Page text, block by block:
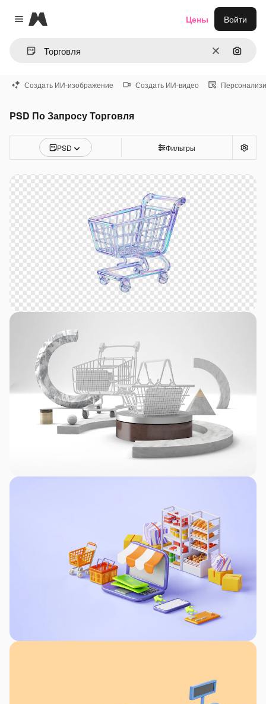
Close menu
Magnific
ОчиститьПоиск
Цены Войти
Создать ИИ-изображение Создать ИИ-видео
PSD По Запросу Торговля
PSD Фильтры